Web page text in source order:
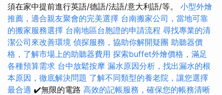
須在家中提前進行英語/德語/法語/意大利語/等。 小型外燴
推薦，適合親友聚會的完美選擇 台南搬家公司，當地可靠
的搬家服務選擇 台南地區台胞證的申請流程 尋找專業的清
潔公司來改善環境 偵探服務，協助你解開疑團 助聽器價
格，了解市場上的助聽器費用 探索buffet外燴價格，滿足
各種預算需求 台中放鬆按摩 漏水原因分析，找出漏水的根
本原因，徹底解決問題 了解不同類型的養老院，讓您選擇
最合適 ✔️無限的電路 高效的記帳服務，確保您的帳務清晰